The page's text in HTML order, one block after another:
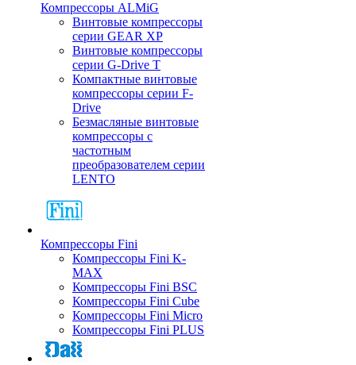
Компрессоры ALMiG
Винтовые компрессоры
серии GEAR XP
Винтовые компрессоры
серии G-Drive T
Компактные винтовые
компрессоры серии F-
Drive
Безмасляные винтовые
компрессоры с
частотным
преобразователем серии
LENTO
Компрессоры Fini
Компрессоры Fini K-
MAX
Компрессоры Fini BSC
Компрессоры Fini Cube
Компрессоры Fini Micro
Компрессоры Fini PLUS